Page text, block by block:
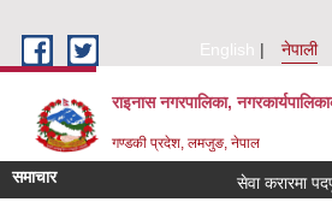
English
नेपाली
राइनास नगरपालिका,
गण्डकी प्रदेश, लमजुङ, नेपाल
समाचार सेवा करारमा